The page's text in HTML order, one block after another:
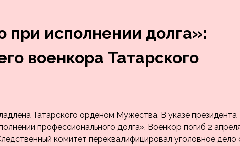
при исполнении долга»:
военкора Татарского
Татарского орденом Мужества. В указе президента
профессионального долга». Военкор погиб 2
комитет переквалифицировал уголовное дело